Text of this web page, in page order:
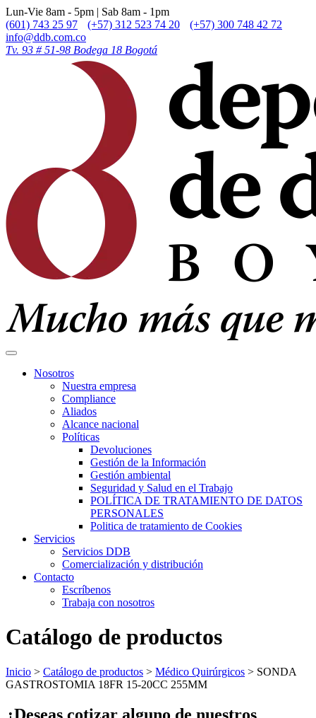
Lun-Vie 8am - 5pm | Sab 8am - 1pm
(601) 743 25 97
(+57) 312 523 74 20
(+57) 300 748 42 72
info@ddb.com.co
Tv. 93 # 51-98 Bodega 18 Bogotá
Nosotros
Nuestra empresa
Compliance
Aliados
Alcance nacional
Políticas
Devoluciones
Gestión de la Información
Gestión ambiental
Seguridad y Salud en el Trabajo
POLÍTICA DE TRATAMIENTO DE DATOS
PERSONALES
Politica de tratamiento de Cookies
Servicios
Servicios DDB
Comercialización y distribución
Contacto
Escríbenos
Trabaja con nosotros
Catálogo de productos
Inicio > Catálogo de productos > Médico Quirúrgicos > SONDA
GASTROSTOMIA 18FR 15-20CC 255MM
¿Deseas cotizar alguno de nuestros